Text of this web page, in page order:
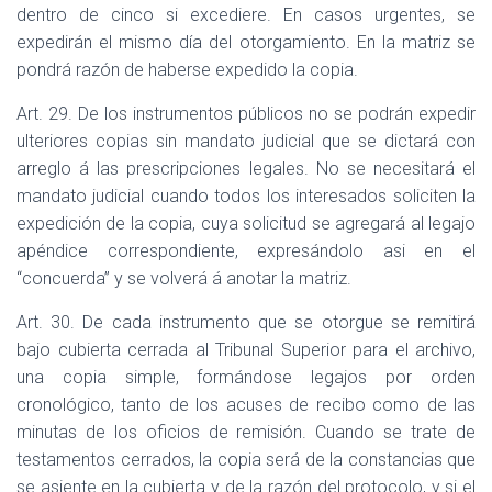
dentro de cinco si excediere. En casos urgentes, se
expedirán el mismo día del otorgamiento. En la matriz se
pondrá razón de haberse expedido la copia.
Art. 29. De los instrumentos públicos no se podrán expedir
ulteriores copias sin mandato judicial que se dictará con
arreglo á las prescripciones legales. No se necesitará el
mandato judicial cuando todos los interesados soliciten la
expedición de la copia, cuya solicitud se agregará al legajo
apéndice correspondiente, expresándolo asi en el
“concuerda” y se volverá á anotar la matriz.
Art. 30. De cada instrumento que se otorgue se remitirá
bajo cubierta cerrada al Tribunal Superior para el archivo,
una copia simple, formándose legajos por orden
cronológico, tanto de los acuses de recibo como de las
minutas de los oficios de remisión. Cuando se trate de
testamentos cerrados, la copia será de la constancias que
se asiente en la cubierta y de la razón del protocolo, y si el